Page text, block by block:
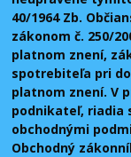
40/1964 Zb.
zákonom č. 250/
platnom znení,
spotrebiteľa pri
platnom znení. V
podnikateľ, riadia
obchodnými
Obchodný